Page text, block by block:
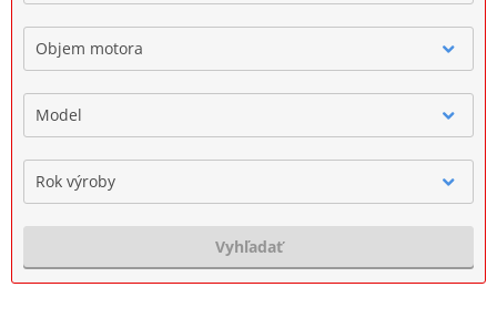
Objem motora
Model
Rok výroby
Vyhľadať